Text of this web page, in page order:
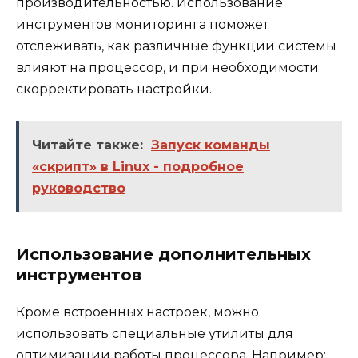
инструментов мониторинга поможет
отслеживать, как различные функции системы
влияют на процессор, и при необходимости
скорректировать настройки.
Читайте также: Запуск команды
«скрипт» в Linux - подробное
руководство
Использование дополнительных
инструментов
Кроме встроенных настроек, можно
использовать специальные утилиты для